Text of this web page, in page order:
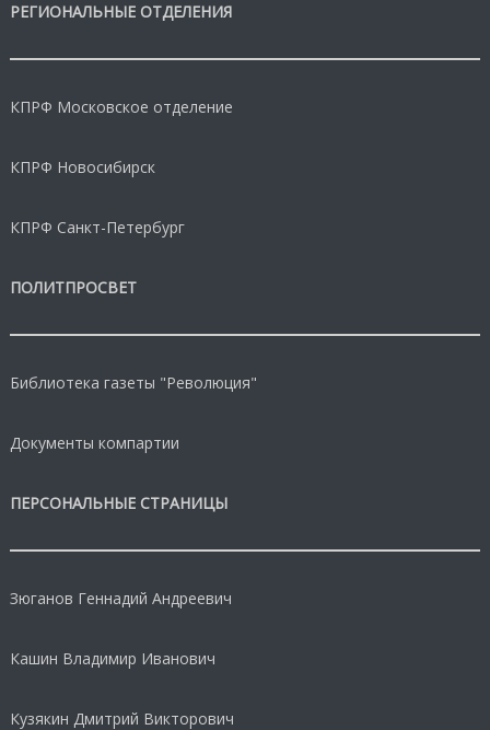
РЕГИОНАЛЬНЫЕ ОТДЕЛЕНИЯ
КПРФ Московское отделение
КПРФ Новосибирск
КПРФ Санкт-Петербург
ПОЛИТПРОСВЕТ
Библиотека газеты "Революция"
Документы компартии
ПЕРСОНАЛЬНЫЕ СТРАНИЦЫ
Зюганов Геннадий Андреевич
Кашин Владимир Иванович
Кузякин Дмитрий Викторович